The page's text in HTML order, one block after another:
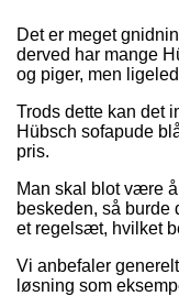
Det er meget
derved har mange
og piger, men
Trods dette kan det
Hübsch sofapude
pris.
Man skal blot være
beskeden, så burde
et regelsæt, hvilket
Vi anbefaler
løsning som